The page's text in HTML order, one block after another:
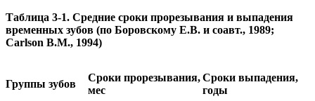
Таблица 3-1. Средние сроки прорезывания и выпадения
временных зубов (по Боровскому Е.В. и соавт., 1989;
Carlson В.М., 1994)
Группы зубов
Сроки прорезывания,
мес
Сроки выпадения,
годы